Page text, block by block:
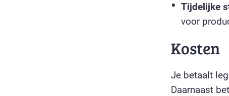
Tijdelijke
voor
Kosten
Je betaalt
Daarnaast